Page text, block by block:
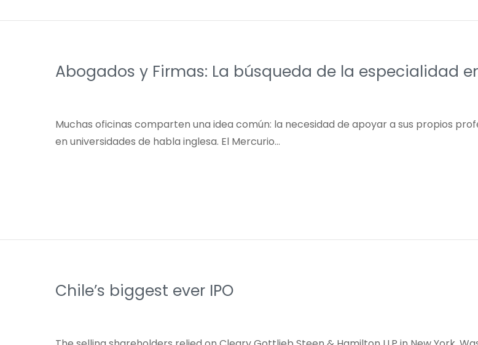
Abogados y Firmas: La búsqueda de la especialidad
Muchas oficinas comparten una idea común: la necesidad de apoyar a sus propios
en universidades de habla inglesa. El Mercurio…
Chile’s biggest ever IPO